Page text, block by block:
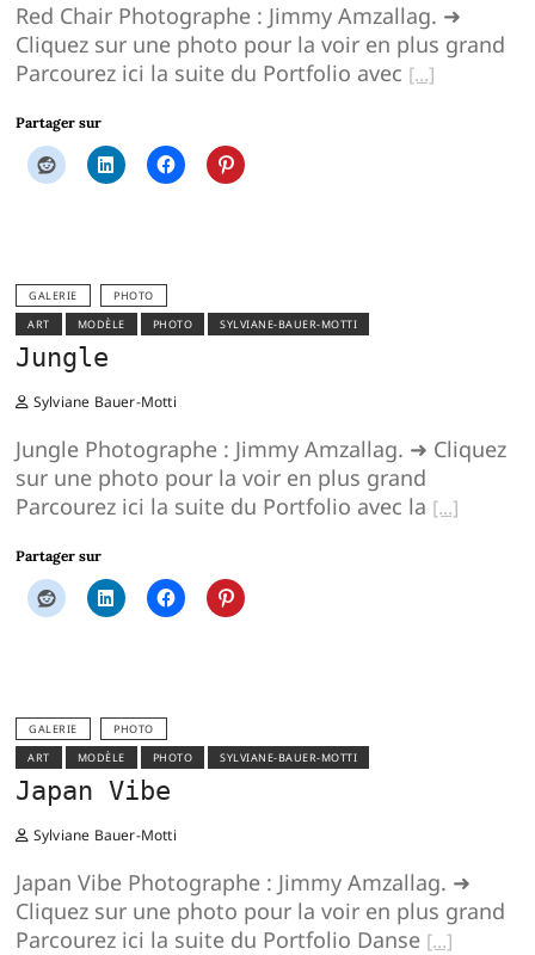
Red Chair Photographe : Jimmy Amzallag. ➜
Cliquez sur une photo pour la voir en plus grand
Parcourez ici la suite du Portfolio avec
Partager sur
GALERIE
PHOTO
ART
MODÈLE PHOTO SYLVIANE-BAUER-MOTTI
Jungle
Sylviane Bauer-Motti
Jungle Photographe : Jimmy Amzallag. ➜ Cliquez
sur une photo pour la voir en plus grand
Parcourez ici la suite du Portfolio avec la
Partager sur
GALERIE
PHOTO
ART
MODÈLE PHOTO SYLVIANE-BAUER-MOTTI
Japan Vibe
Sylviane Bauer-Motti
Japan Vibe Photographe : Jimmy Amzallag. ➜
Cliquez sur une photo pour la voir en plus grand
Parcourez ici la suite du Portfolio Danse